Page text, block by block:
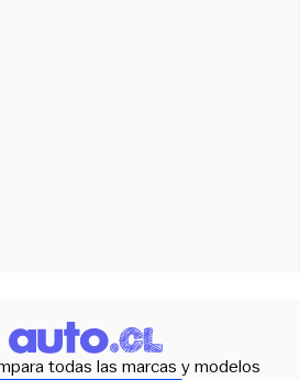
todas las marcas y modelos